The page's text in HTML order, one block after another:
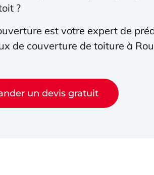
?
est votre expert de
de couverture de toiture à
un devis gratuit